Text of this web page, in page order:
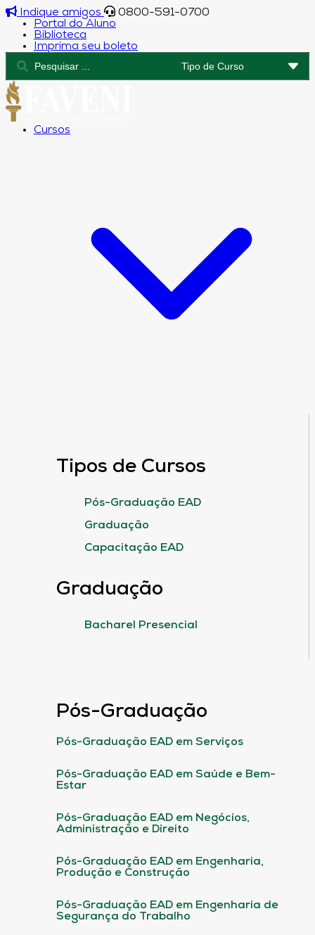
Indique amigos
0800-591-0700
Portal do Aluno
Biblioteca
Imprima seu boleto
Cursos
Tipos de Cursos
Pós-Graduação EAD
Graduação
Capacitação EAD
Graduação
Bacharel Presencial
Pós-Graduação
Pós-Graduação EAD em Serviços
Pós-Graduação EAD em Saúde e Bem-
Estar
Pós-Graduação EAD em Negócios,
Administração e Direito
Pós-Graduação EAD em Engenharia,
Produção e Construção
Pós-Graduação EAD em Engenharia de
Segurança do Trabalho